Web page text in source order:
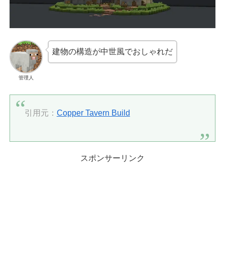
管理人
建物の構造が中世風でおしゃれだ
引用元： Copper Tavern Build
スポンサーリンク